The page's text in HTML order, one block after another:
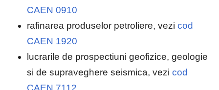
CAEN 0910
rafinarea produselor petroliere, vezi cod
CAEN 1920
lucrarile de prospectiuni geofizice, geologie
si de supraveghere seismica, vezi cod
CAEN 7112